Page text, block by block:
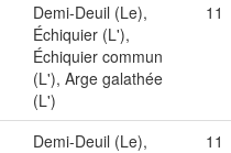
Demi-Deuil (Le),
Échiquier (L'),
Échiquier commun
(L'), Arge galathée
(L')
11
Demi-Deuil (Le),
11